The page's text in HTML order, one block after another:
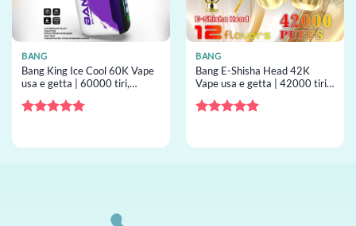
BANG
Bang King Ice Cool 60K Vape
usa e getta | 60000 tiri,
getta all’ingrosso
BANG
Bang E-Shisha Head 42K
Vape usa e getta | 42000 tiri,
getta all’ingrosso